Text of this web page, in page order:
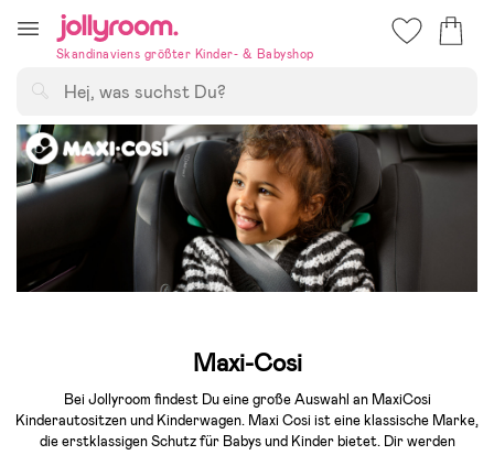
till
innehålletSkandinaviens größter Kinder- & Babyshop
Maxi-Cosi
Bei Jollyroom findest Du eine große Auswahl an MaxiCosi
Kinderautositzen und Kinderwagen. Maxi Cosi ist eine klassische Marke,
die erstklassigen Schutz für Babys und Kinder bietet. Dir werden